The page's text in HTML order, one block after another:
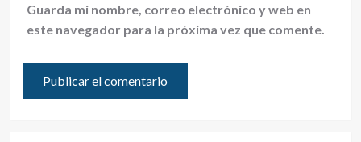
Guarda mi nombre, correo electrónico y web en
este navegador para la próxima vez que comente.